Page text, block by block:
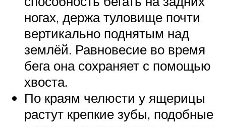
ногах, держа туловище почти
вертикально поднятым над
землёй. Равновесие во время
бега она сохраняет с помощью
хвоста.
По краям челюсти у ящерицы
растут крепкие зубы, подобные